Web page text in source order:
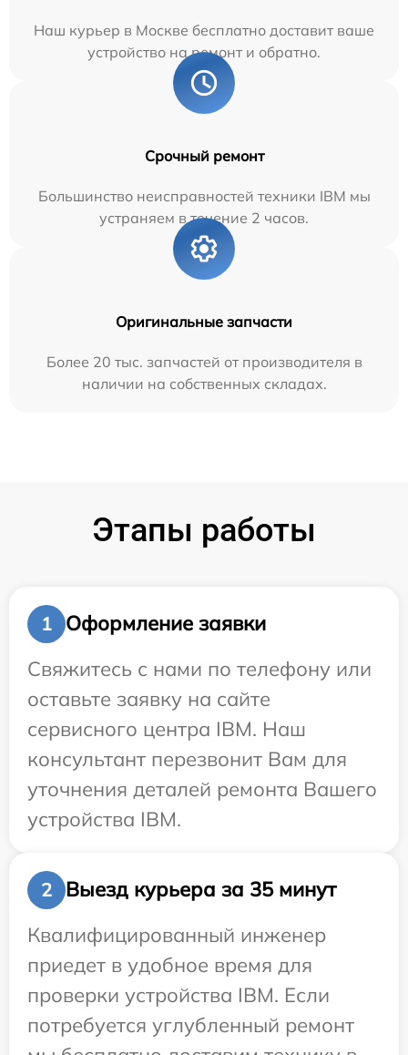
Наш курьер в Москве бесплатно доставит ваше
устройство на ремонт и обратно.
Срочный ремонт
Большинство неисправностей техники IBM мы
устраняем в течение 2 часов.
Оригинальные запчасти
Более 20 тыс. запчастей от производителя в
наличии на собственных складах.
Этапы работы
1
Оформление заявки
Свяжитесь с нами по телефону или
оставьте заявку на сайте
сервисного центра IBM. Наш
консультант перезвонит Вам для
уточнения деталей ремонта Вашего
устройства IBM.
2
Выезд курьера за 35 минут
Квалифицированный инженер
приедет в удобное время для
проверки устройства IBM. Если
потребуется углубленный ремонт